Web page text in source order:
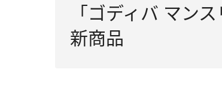
「ゴディバ マン
新商品